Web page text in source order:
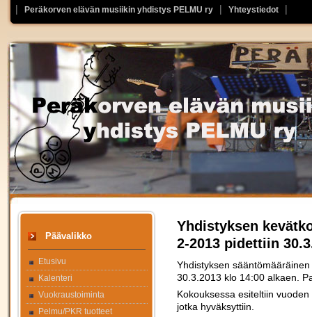
Peräkorven elävän musiikin yhdistys PELMU ry Yhteystiedot
Päävalikko
Etusivu
Kalenteri
Vuokraustoiminta
Pelmu/PKR tuotteet
Yhdistyksen
2-2013 pidettiin
Yhdistyksen
30.3.2013 klo 14:00 alkaen.
Kokouksessa esiteltiin
jotka hyväksyttiin.